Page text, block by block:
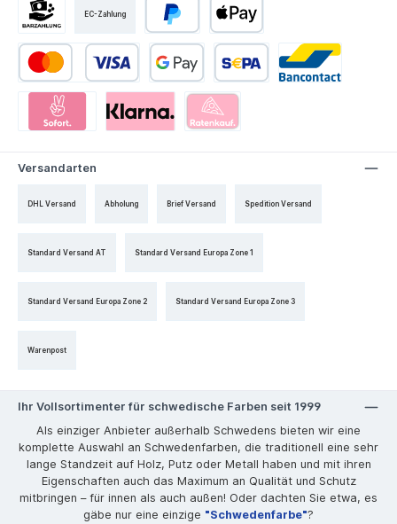
EC-Zahlung
Versandarten
DHL Versand Abholung Brief Versand Spedition Versand
Standard Versand AT Standard Versand Europa Zone 1
Standard Versand Europa Zone 2 Standard Versand Europa Zone 3
Warenpost
Ihr Vollsortimenter für schwedische Farben seit 1999
Als einziger Anbieter außerhalb Schwedens bieten wir eine
komplette Auswahl an Schwedenfarben, die traditionell eine sehr
lange Standzeit auf Holz, Putz oder Metall haben und mit ihren
Eigenschaften auch das Maximum an Qualität und Schutz
mitbringen – für innen als auch außen! Oder dachten Sie etwa, es
gäbe nur eine einzige "Schwedenfarbe"?